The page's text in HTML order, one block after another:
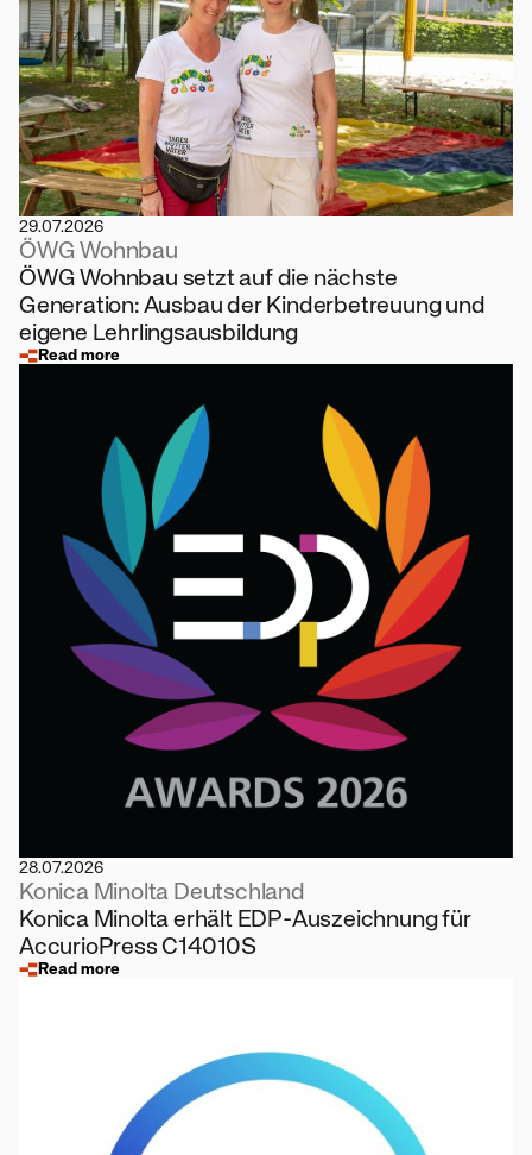
29.07.2026
ÖWG Wohnbau
ÖWG Wohnbau setzt auf die nächste
Generation: Ausbau der Kinderbetreuung und
eigene Lehrlingsausbildung
Read more
28.07.2026
Konica Minolta Deutschland
Konica Minolta erhält EDP-Auszeichnung für
AccurioPress C14010S
Read more